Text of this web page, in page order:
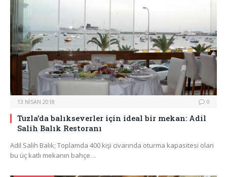
13 NISAN 2018 0
Tuzla’da balıkseverler için ideal bir mekan: Adil
Salih Balık Restoranı
Adil Salih Balık; Toplamda 400 kişi civarında oturma kapasitesi olan
bu üç katlı mekanın bahçe…